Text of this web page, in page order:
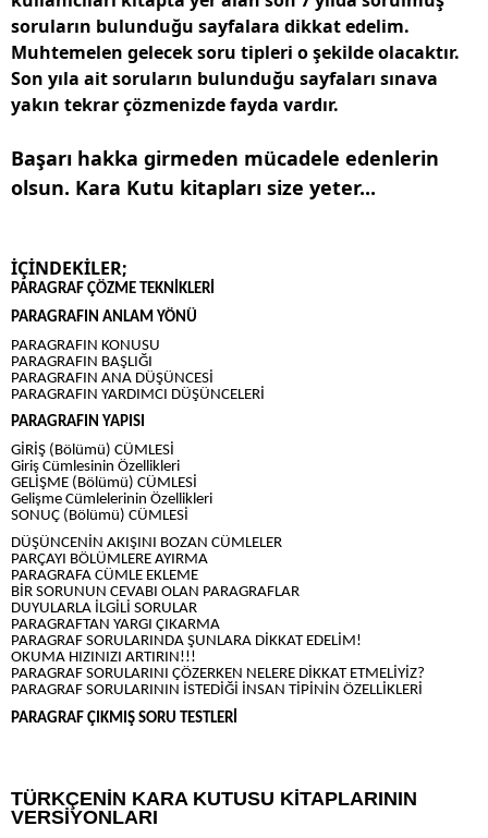
soruların bulunduğu sayfalara dikkat edelim.
Muhtemelen gelecek soru tipleri o şekilde olacaktır.
Son yıla ait soruların bulunduğu sayfaları sınava
yakın tekrar çözmenizde fayda vardır.
Başarı hakka girmeden mücadele edenlerin
olsun. Kara Kutu kitapları size yeter...
İÇİNDEKİLER;
PARAGRAF ÇÖZME TEKNİKLERİ
PARAGRAFIN ANLAM YÖNÜ
PARAGRAFIN KONUSU
PARAGRAFIN BAŞLIĞI
PARAGRAFIN ANA DÜŞÜNCESİ
PARAGRAFIN YARDIMCI DÜŞÜNCELERİ
PARAGRAFIN YAPISI
GİRİŞ (Bölümü) CÜMLESİ
Giriş Cümlesinin Özellikleri
GELİŞME (Bölümü) CÜMLESİ
Gelişme Cümlelerinin Özellikleri
SONUÇ (Bölümü) CÜMLESİ
DÜŞÜNCENİN AKIŞINI BOZAN CÜMLELER
PARÇAYI BÖLÜMLERE AYIRMA
PARAGRAFA CÜMLE EKLEME
BİR SORUNUN CEVABI OLAN PARAGRAFLAR
DUYULARLA İLGİLİ SORULAR
PARAGRAFTAN YARGI ÇIKARMA
PARAGRAF SORULARINDA ŞUNLARA DİKKAT EDELİM!
OKUMA HIZINIZI ARTIRIN!!!
PARAGRAF SORULARINI ÇÖZERKEN NELERE DİKKAT ETMELİYİZ?
PARAGRAF SORULARININ İSTEDİĞİ İNSAN TİPİNİN ÖZELLİKLERİ
PARAGRAF ÇIKMIŞ SORU TESTLERİ
TÜRKÇENİN KARA KUTUSU KİTAPLARININ
VERSİYONLARI